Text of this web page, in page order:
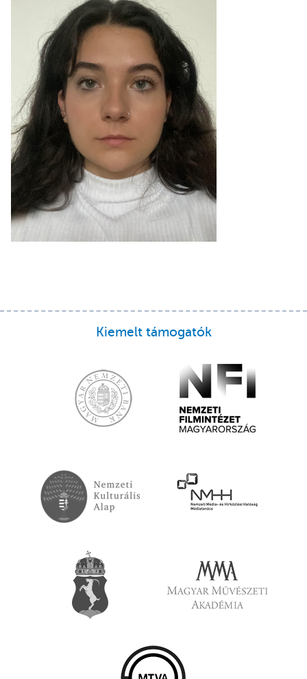
Kiemelt támogatók